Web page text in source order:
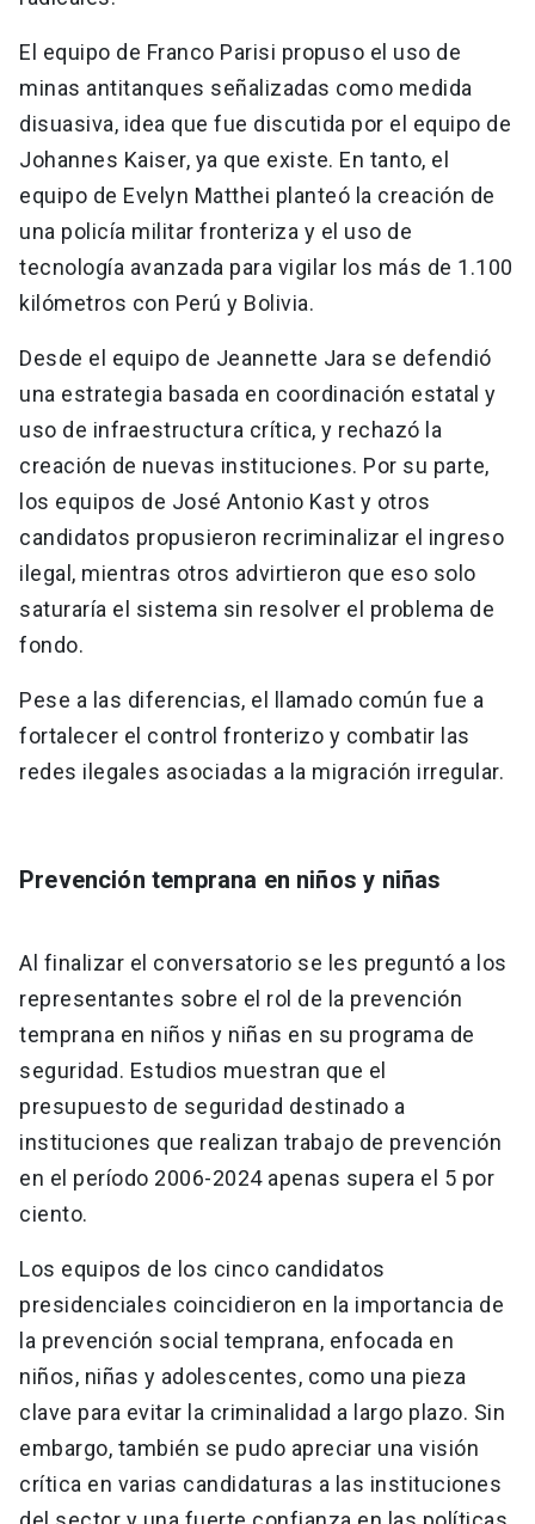
El equipo de Franco Parisi propuso el uso de
minas antitanques señalizadas como medida
disuasiva, idea que fue discutida por el equipo de
Johannes Kaiser, ya que existe. En tanto, el
equipo de Evelyn Matthei planteó la creación de
una policía militar fronteriza y el uso de
tecnología avanzada para vigilar los más de 1.100
kilómetros con Perú y Bolivia.
Desde el equipo de Jeannette Jara se defendió
una estrategia basada en coordinación estatal y
uso de infraestructura crítica, y rechazó la
creación de nuevas instituciones. Por su parte,
los equipos de José Antonio Kast y otros
candidatos propusieron recriminalizar el ingreso
ilegal, mientras otros advirtieron que eso solo
saturaría el sistema sin resolver el problema de
fondo.
Pese a las diferencias, el llamado común fue a
fortalecer el control fronterizo y combatir las
redes ilegales asociadas a la migración irregular.
Prevención temprana en niños y niñas
Al finalizar el conversatorio se les preguntó a los
representantes sobre el rol de la prevención
temprana en niños y niñas en su programa de
seguridad. Estudios muestran que el
presupuesto de seguridad destinado a
instituciones que realizan trabajo de prevención
en el período 2006-2024 apenas supera el 5 por
ciento.
Los equipos de los cinco candidatos
presidenciales coincidieron en la importancia de
la prevención social temprana, enfocada en
niños, niñas y adolescentes, como una pieza
clave para evitar la criminalidad a largo plazo. Sin
embargo, también se pudo apreciar una visión
crítica en varias candidaturas a las instituciones